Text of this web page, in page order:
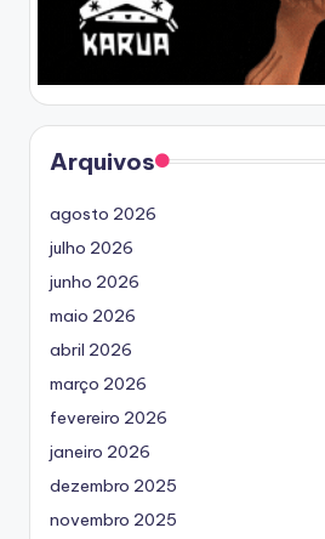
Arquivos
agosto 2026
julho 2026
junho 2026
maio 2026
abril 2026
março 2026
fevereiro 2026
janeiro 2026
dezembro 2025
novembro 2025